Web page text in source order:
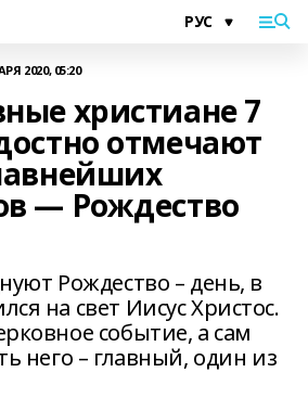
2020, 05:20
христиане 7
отмечают
— Рождество
Рождество – день, в
на свет Иисус Христос.
событие, а сам
него – главный, один из